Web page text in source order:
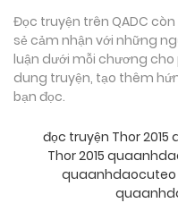
Đọc truyện trên QADC
sẻ cảm nhận với những
luận dưới mỗi chương cho
dung truyện, tạo thêm
bạn đọc.
đọc truyện Thor
Thor 2015
quaanhdaocuteo